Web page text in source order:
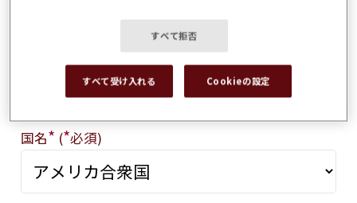
クッキーの設定
Regional
国名* (*必須)
すべて拒否
すべて受け入れる Cookieの設定